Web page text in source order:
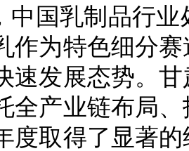
中国乳制品行
作为特色细分
速发展态势。
全产业链布局
度取得了显著